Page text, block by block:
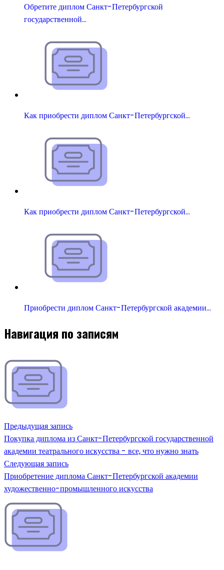
Обретите диплом Санкт-Петербургской
государственной…
Как приобрести диплом Санкт-Петербургской…
Как приобрести диплом Санкт-Петербургской…
Приобрести диплом Санкт-Петербургской академии…
Навигация по записям
Предыдущая запись
Покупка диплома из Санкт-Петербургской государственной
академии театрального искусства - все, что нужно знать
Следующая запись
Приобретение диплома Санкт-Петербургской академии
художественно-промышленного искусства